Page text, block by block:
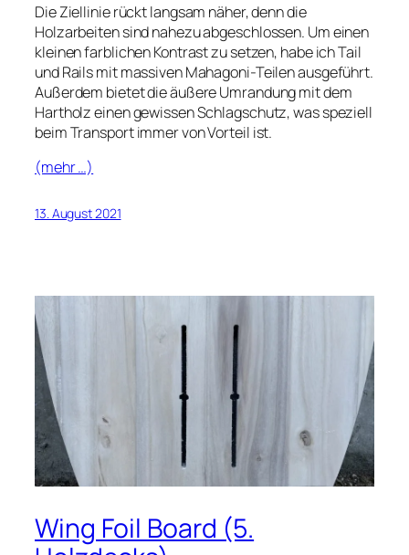
Die Ziellinie rückt langsam näher, denn die
Holzarbeiten sind nahezu abgeschlossen. Um einen
kleinen farblichen Kontrast zu setzen, habe ich Tail
und Rails mit massiven Mahagoni-Teilen ausgeführt.
Außerdem bietet die äußere Umrandung mit dem
Hartholz einen gewissen Schlagschutz, was speziell
beim Transport immer von Vorteil ist.
(mehr …)
13. August 2021
Wing Foil Board (5.